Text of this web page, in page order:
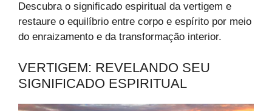
Descubra o significado espiritual da vertigem e
restaure o equilíbrio entre corpo e espírito por meio
do enraizamento e da transformação interior.
VERTIGEM: REVELANDO SEU
SIGNIFICADO ESPIRITUAL